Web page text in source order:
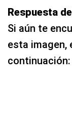
Respuesta
Si aún te
esta imagen,
continuación: